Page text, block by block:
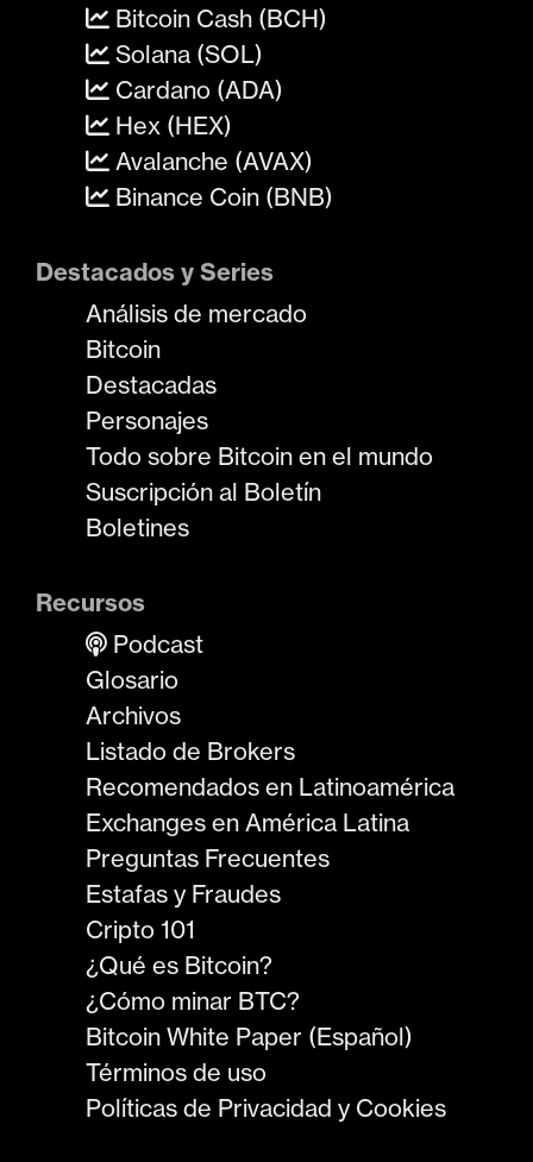
Bitcoin Cash (BCH)
Solana (SOL)
Cardano (ADA)
Hex (HEX)
Avalanche (AVAX)
Binance Coin (BNB)
Destacados y Series
Análisis de mercado
Bitcoin
Destacadas
Personajes
Todo sobre Bitcoin en el mundo
Suscripción al Boletín
Boletines
Recursos
Podcast
Glosario
Archivos
Listado de Brokers
Recomendados en Latinoamérica
Exchanges en América Latina
Preguntas Frecuentes
Estafas y Fraudes
Cripto 101
¿Qué es Bitcoin?
¿Cómo minar BTC?
Bitcoin White Paper (Español)
Términos de uso
Políticas de Privacidad y Cookies